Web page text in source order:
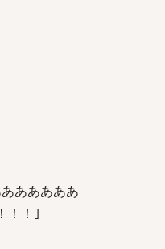
あああああ
！！｣